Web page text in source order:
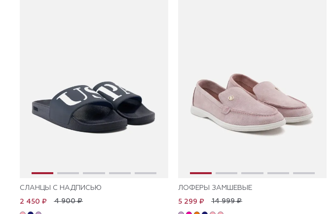
СЛАНЦЫ С НАДПИСЬЮ
4 900 ₽
2 450 ₽
ЛОФЕРЫ ЗАМШЕВЫЕ
14 999 ₽
5 299 ₽